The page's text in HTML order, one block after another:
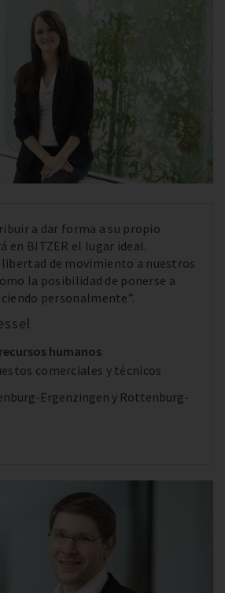
a dar forma a su propio
en BITZER el lugar ideal.
de movimiento a nuestros
la posibilidad de ponerse a
personalmente”.
humanos
comerciales y técnicos
Ergenzingen y Rottenburg-